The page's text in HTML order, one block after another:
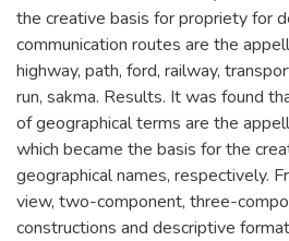
the creative basis for propriety for
communication routes are the
highway, path, ford, railway,
run, sakma. Results. It was found
of geographical terms are the
which became the basis for the
geographical names, respectively.
view, two-component, three-
constructions and descriptive